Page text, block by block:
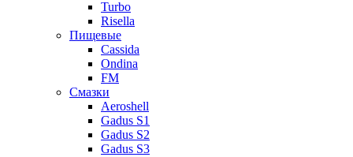
Turbo
Risella
Пищевые
Cassida
Ondina
FM
Смазки
Aeroshell
Gadus S1
Gadus S2
Gadus S3